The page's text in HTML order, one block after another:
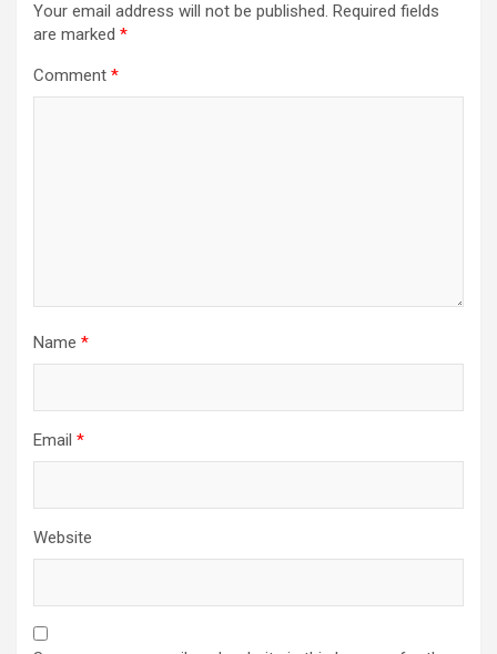
Your email address will not be published. Required fields
are marked *
Comment *
Name *
Email *
Website